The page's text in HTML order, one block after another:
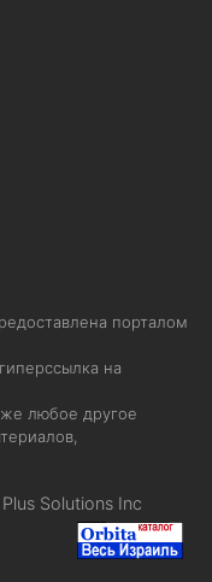
порталом
на
любое другое
Solutions Inc